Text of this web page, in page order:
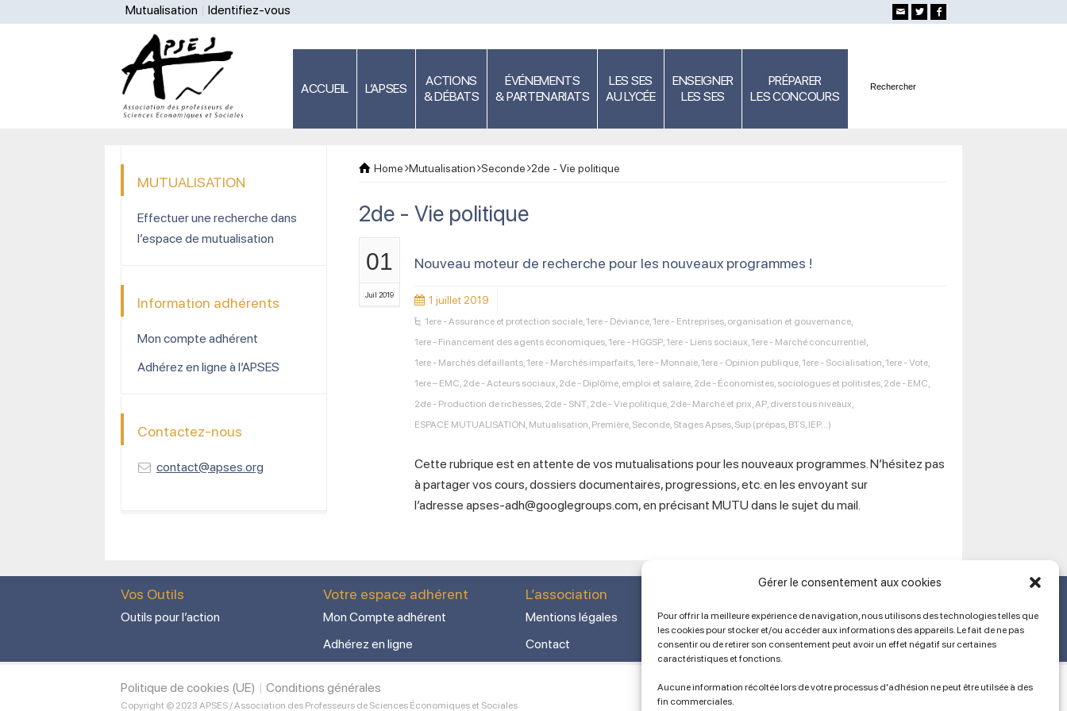
Gérer le consentement aux cookies
Pour offrir la meilleure expérience de navigation, nous utilisons des technologies telles que
les cookies pour stocker et/ou accéder aux informations des appareils. Le fait de ne pas
consentir ou de retirer son consentement peut avoir un effet négatif sur certaines
caractéristiques et fonctions.
Aucune information récoltée lors de votre processus d'adhésion ne peut être utilsée à des
fin commerciales.
Mutualisation Identifiez-vous
ACCUEIL L’APSES
ACTIONS
& DÉBATS
ÉVÉNEMENTS
& PARTENARIATS
LES SES
AU LYCÉE
ENSEIGNER
LES SES
PRÉPARER
LES CONCOURS
Home Mutualisation Seconde 2de - Vie politique
2de - Vie politique
01
Juil 2019
Nouveau moteur de recherche pour les nouveaux programmes !
1 juillet 2019
1ere - Assurance et protection sociale,1ere - Déviance,1ere - Entreprises, organisation et gouvernance,
1ere - Financement des agents économiques,1ere - HGGSP,1ere - Liens sociaux,1ere - Marché concurrentiel,
1ere - Marchés défaillants,1ere - Marchés imparfaits,1ere - Monnaie,1ere - Opinion publique,1ere - Socialisation,1ere - Vote,
1ere – EMC, 2de - Acteurs sociaux, 2de - Diplôme, emploi et salaire, 2de - Économistes, sociologues et politistes, 2de - EMC,
2de - Production de richesses, 2de - SNT, 2de - Vie politique, 2de- Marché et prix,AP, divers tous niveaux,
ESPACE MUTUALISATION, Mutualisation, Première, Seconde, Stages Apses, Sup (prépas, BTS, IEP...)
Cette rubrique est en attente de vos mutualisations pour les nouveaux programmes. N’hésitez pas
à partager vos cours, dossiers documentaires, progressions, etc. en les envoyant sur
l’adresse apses-adh@googlegroups.com, en précisant MUTU dans le sujet du mail.
MUTUALISATION
Effectuer une recherche dans
l’espace de mutualisation
Information adhérents
Mon compte adhérent
Adhérez en ligne à l’APSES
Contactez-nous
contact@apses.org
Vos Outils
Outils pour l’action
Votre espace adhérent
Mon Compte adhérent
Adhérez en ligne
L’association
Mentions légales
Contact
lien vers SPIP
Politique de cookies (UE) Conditions générales
Copyright © 2023 APSES / Association des Professeurs de Sciences Économiques et Sociales